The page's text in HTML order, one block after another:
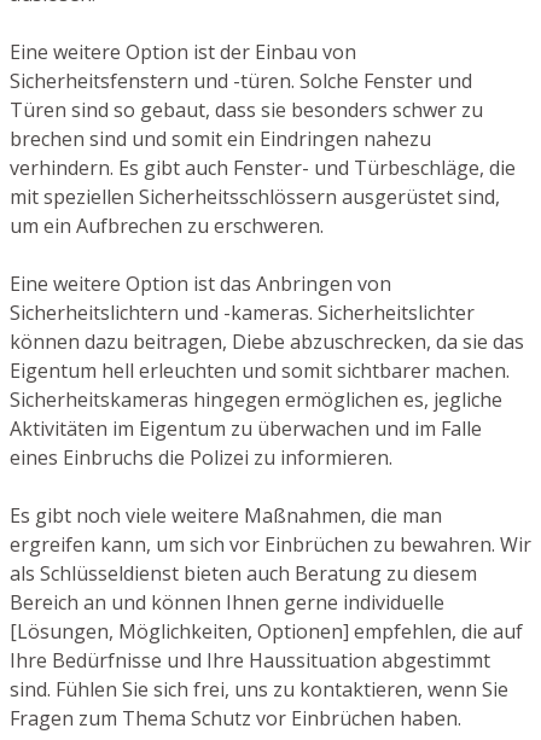
Eine weitere Option ist der Einbau von
Sicherheitsfenstern und -türen. Solche Fenster und
Türen sind so gebaut, dass sie besonders schwer zu
brechen sind und somit ein Eindringen nahezu
verhindern. Es gibt auch Fenster- und Türbeschläge, die
mit speziellen Sicherheitsschlössern ausgerüstet sind,
um ein Aufbrechen zu erschweren.
Eine weitere Option ist das Anbringen von
Sicherheitslichtern und -kameras. Sicherheitslichter
können dazu beitragen, Diebe abzuschrecken, da sie das
Eigentum hell erleuchten und somit sichtbarer machen.
Sicherheitskameras hingegen ermöglichen es, jegliche
Aktivitäten im Eigentum zu überwachen und im Falle
eines Einbruchs die Polizei zu informieren.
Es gibt noch viele weitere Maßnahmen, die man
ergreifen kann, um sich vor Einbrüchen zu bewahren. Wir
als Schlüsseldienst bieten auch Beratung zu diesem
Bereich an und können Ihnen gerne individuelle
[Lösungen, Möglichkeiten, Optionen] empfehlen, die auf
Ihre Bedürfnisse und Ihre Haussituation abgestimmt
sind. Fühlen Sie sich frei, uns zu kontaktieren, wenn Sie
Fragen zum Thema Schutz vor Einbrüchen haben.